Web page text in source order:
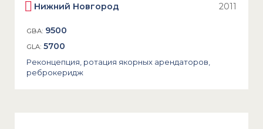
Нижний Новгород 2011
GBA: 9500
GLA: 5700
Реконцепция, ротация якорных арендаторов,
реброкеридж